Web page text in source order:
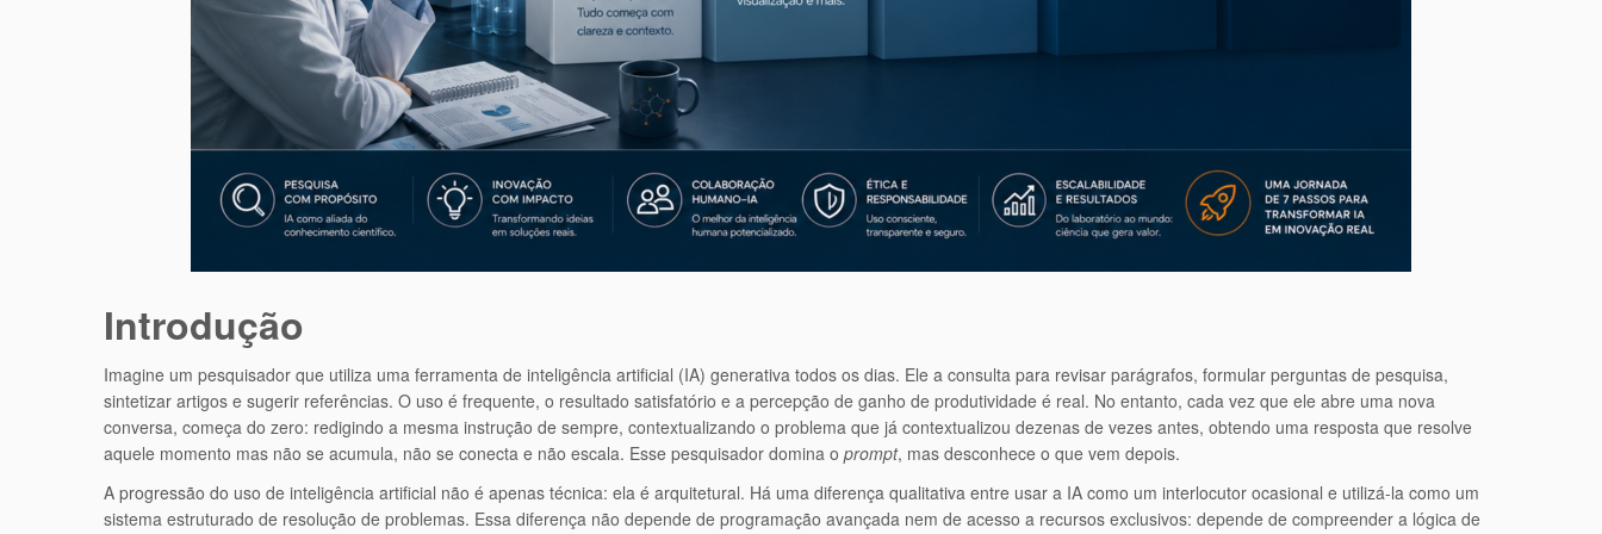
Introdução
Imagine um pesquisador que utiliza uma ferramenta de inteligência artificial (IA) generativa todos os dias. Ele a consulta para revisar parágrafos, formular perguntas de pesquisa,
sintetizar artigos e sugerir referências. O uso é frequente, o resultado satisfatório e a percepção de ganho de produtividade é real. No entanto, cada vez que ele abre uma nova
conversa, começa do zero: redigindo a mesma instrução de sempre, contextualizando o problema que já contextualizou dezenas de vezes antes, obtendo uma resposta que resolve
aquele momento mas não se acumula, não se conecta e não escala. Esse pesquisador domina o prompt, mas desconhece o que vem depois.
A progressão do uso de inteligência artificial não é apenas técnica: ela é arquitetural. Há uma diferença qualitativa entre usar a IA como um interlocutor ocasional e utilizá-la como um
sistema estruturado de resolução de problemas. Essa diferença não depende de programação avançada nem de acesso a recursos exclusivos: depende de compreender a lógica de